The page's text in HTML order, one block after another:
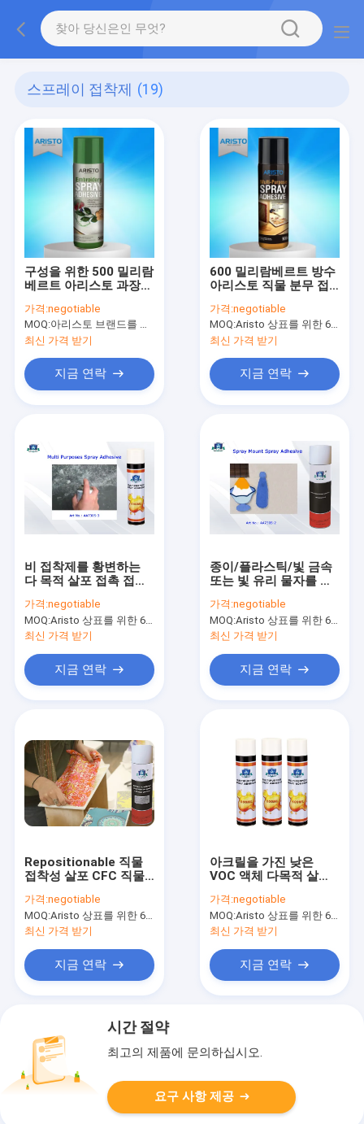
스프레이 접착제 (19)
구성을 위한 500 밀리람
베르트 아리스토 과장
가격:negotiable
MOQ:아리스토 브랜드를 위한 6000 PC, 고객 브랜드를 위한 15000 PC
최신 가격 받기
지금 연락
600 밀리람베르트 방수
아리스토 직물 분무 접
가격:negotiable
MOQ:Aristo 상표를 위한 6000pcs, 고객 상표를 위한 15000pcs
최신 가격 받기
지금 연락
비 접착제를 황변하는
다 목적 살포 접촉 접착
가격:negotiable
MOQ:Aristo 상표를 위한 6000pcs, 고객 상표를 위한 15000pcs
최신 가격 받기
지금 연락
종이/플라스틱/빛 금속
또는 빛 유리 물자를 위
산 접착제
가격:negotiable
MOQ:Aristo 상표를 위한 6000pcs, 고객 상표를 위한 15000pcs
최신 가격 받기
지금 연락
Repositionable 직물
접착성 살포 CFC 직물
가격:negotiable
MOQ:Aristo 상표를 위한 6000pcs, 고객 상표를 위한 15000pcs
최신 가격 받기
지금 연락
아크릴을 가진 낮은
VOC 액체 다목적 살포
가격:negotiable
MOQ:Aristo 상표를 위한 6000pcs, 고객 상표를 위한 15000pcs
최신 가격 받기
지금 연락
시간 절약
최고의 제품에 문의하십시오.
요구 사항 제공